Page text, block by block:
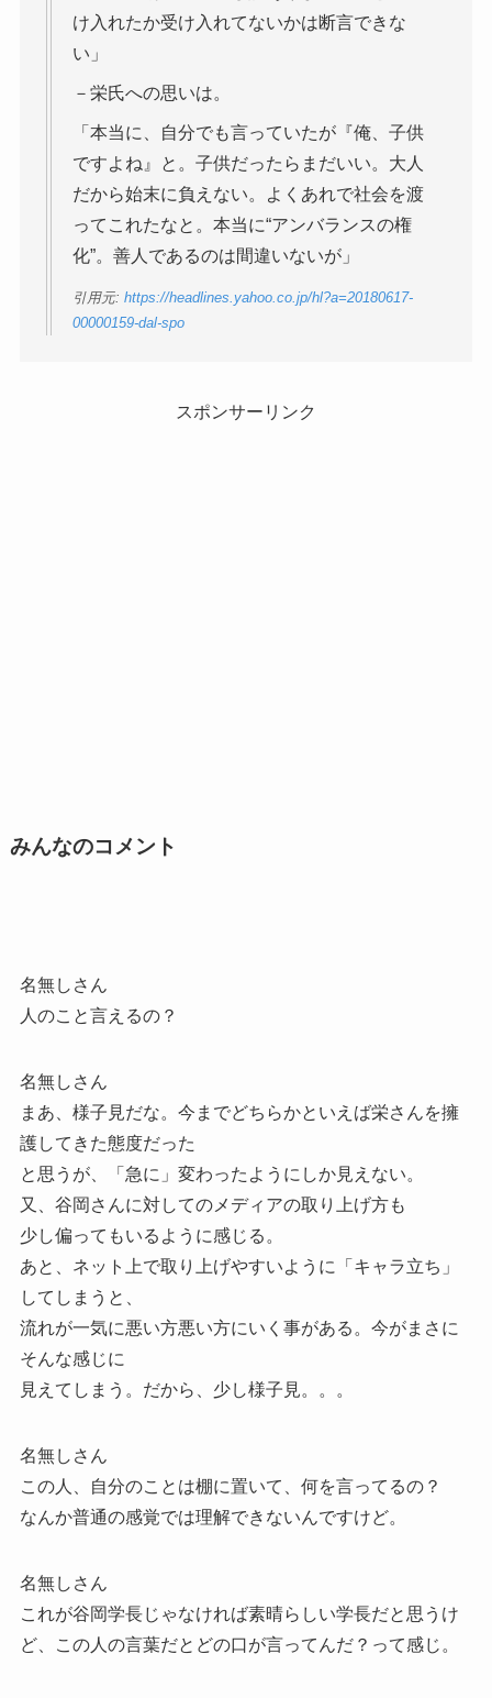
け入れたか受け入れてないかは断言できな
い」
－栄氏への思いは。
「本当に、自分でも言っていたが『俺、子供
ですよね』と。子供だったらまだいい。大人
だから始末に負えない。よくあれで社会を渡
ってこれたなと。本当に“アンバランスの権
化”。善人であるのは間違いないが」
引用元: https://headlines.yahoo.co.jp/hl?a=20180617-
00000159-dal-spo
スポンサーリンク
みんなのコメント
名無しさん
人のこと言えるの？
名無しさん
まあ、様子見だな。今までどちらかといえば栄さんを擁
護してきた態度だった
と思うが、「急に」変わったようにしか見えない。
又、谷岡さんに対してのメディアの取り上げ方も
少し偏ってもいるように感じる。
あと、ネット上で取り上げやすいように「キャラ立ち」
してしまうと、
流れが一気に悪い方悪い方にいく事がある。今がまさに
そんな感じに
見えてしまう。だから、少し様子見。。。
名無しさん
この人、自分のことは棚に置いて、何を言ってるの？
なんか普通の感覚では理解できないんですけど。
名無しさん
これが谷岡学長じゃなければ素晴らしい学長だと思うけ
ど、この人の言葉だとどの口が言ってんだ？って感じ。